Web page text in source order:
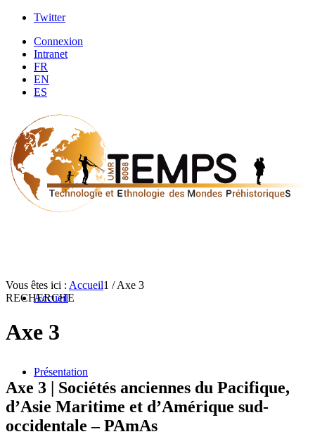
Twitter
Connexion
Intranet
FR
EN
ES
Accueil
Présentation
Vous êtes ici : Accueil1 / Axe 3
RECHERCHE
Axe 3
Axe 3 | Sociétés anciennes du Pacifique,
d’Asie Maritime et d’Amérique sud-
occidentale – PAmAs